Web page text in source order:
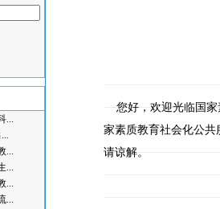
...
...
...
...
...
您好，欢迎光临国家
家素质教育社会化公
请谅解。